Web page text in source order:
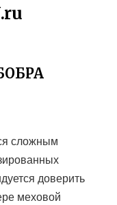
сложным
доверить
меховой